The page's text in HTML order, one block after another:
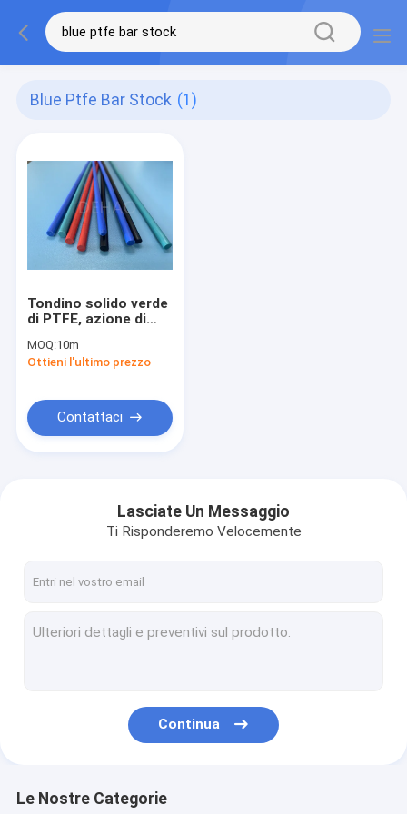
Blue Ptfe Bar Stock (1)
Tondino solido verde
di PTFE, azione di
PTFE Antivari
MOQ:10m
Ottieni l'ultimo prezzo
Contattaci
Lasciate Un Messaggio
Ti Risponderemo Velocemente
Continua
Le Nostre Categorie